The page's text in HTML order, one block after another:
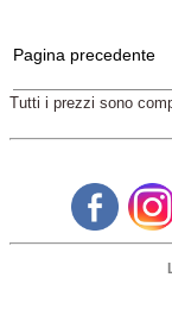
Pagina precedente
Tutti i prezzi sono